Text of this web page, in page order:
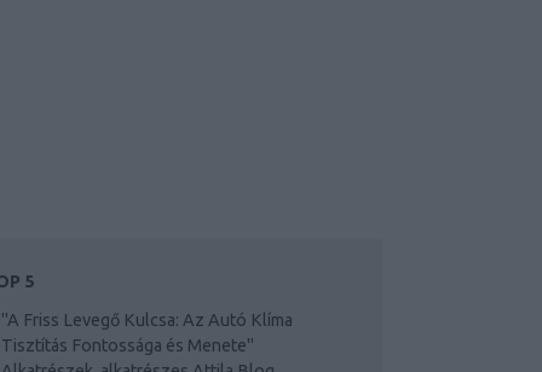
5
"A Friss Levegő Kulcsa: Az Autó Klíma
Tisztítás Fontossága és Menete"